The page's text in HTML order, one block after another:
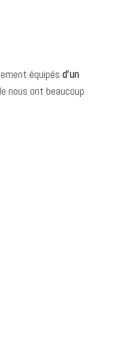
équipés d’un
nous ont beaucoup